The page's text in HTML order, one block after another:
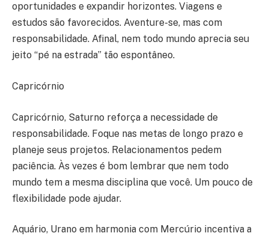
oportunidades e expandir horizontes. Viagens e
estudos são favorecidos. Aventure-se, mas com
responsabilidade. Afinal, nem todo mundo aprecia seu
jeito “pé na estrada” tão espontâneo.
Capricórnio
Capricórnio, Saturno reforça a necessidade de
responsabilidade. Foque nas metas de longo prazo e
planeje seus projetos. Relacionamentos pedem
paciência. Às vezes é bom lembrar que nem todo
mundo tem a mesma disciplina que você. Um pouco de
flexibilidade pode ajudar.
Aquário, Urano em harmonia com Mercúrio incentiva a